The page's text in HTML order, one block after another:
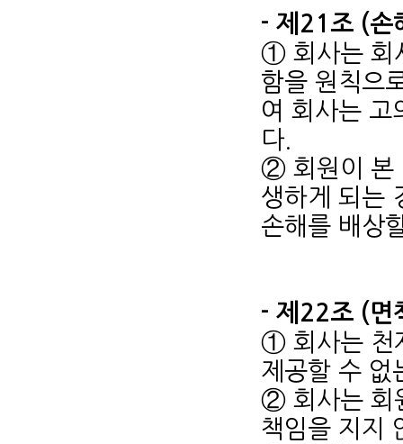
- 제21조 (손
① 회사는 회
함을 원칙으
여 회사는 고
다.
② 회원이 본
생하게 되는
손해를 배상
- 제22조 (면
① 회사는 천
제공할 수 없
② 회사는 회
책임을 지지